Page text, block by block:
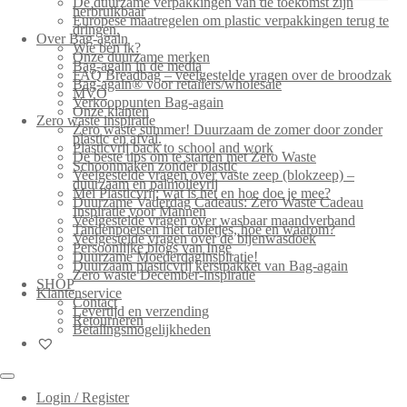
herbruikbaar
Europese maatregelen om plastic verpakkingen terug te
dringen.
Over Bag-again
Wie ben ik?
Onze duurzame merken
Bag-again in de media
FAQ Breadbag – veelgestelde vragen over de broodzak
Bag-again® voor retailers/wholesale
MVO
Verkooppunten Bag-again
Onze klanten
Zero waste inspiratie
Zero waste summer! Duurzaam de zomer door zonder
plastic en afval.
Plasticvrij back to school and work
De beste tips om te starten met Zero Waste
Schoonmaken zonder plastic
Veelgestelde vragen over vaste zeep (blokzeep) –
duurzaam en palmolievrij
Mei Plasticvrij: wat is het en hoe doe je mee?
Duurzame Vaderdag Cadeaus: Zero Waste Cadeau
Inspiratie voor Mannen
Veelgestelde vragen over wasbaar maandverband
Tandenpoetsen met tabletjes, hoe en waarom?
Veelgestelde vragen over de bijenwasdoek
Persoonlijke blogs van Inge
Duurzame Moederdaginspiratie!
Duurzaam plasticvrij kerstpakket van Bag-again
Zero waste December-inspiratie
SHOP
Klantenservice
Contact
Levertijd en verzending
Retourneren
Betalingsmogelijkheden
Login / Register